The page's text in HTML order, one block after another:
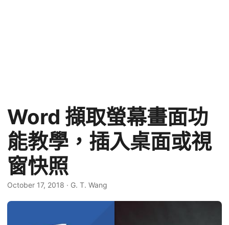
Word 擷取螢幕畫面功
能教學，插入桌面或視
窗快照
October 17, 2018 · G. T. Wang